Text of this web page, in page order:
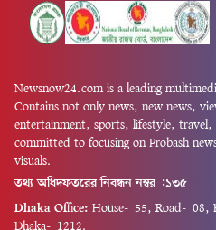
Newsnow24.com is a leading
Contains not only news, new news,
entertainment, sports, lifestyle,
committed to focusing on Probash
visuals.
তথ্য অধিদফতরের নিবন্ধন নম্বর :১৩৫
Dhaka Office: House-55, Road-08,